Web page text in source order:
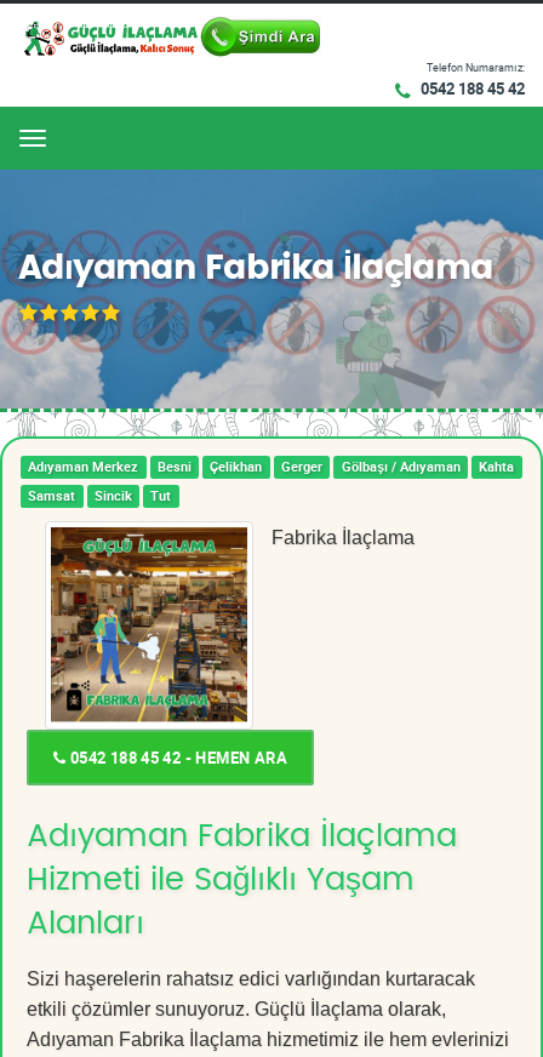
Telefon Numaramız:
0542 188 45 42
Menu
Adıyaman Fabrika İlaçlama
Adıyaman Merkez Besni Çelikhan Gerger Gölbaşı / Adıyaman
Kahta
Samsat
Sincik Tut
Fabrika İlaçlama
0542 188 45 42 - HEMEN ARA
Adıyaman Fabrika İlaçlama
Hizmeti ile Sağlıklı Yaşam
Alanları
Sizi haşerelerin rahatsız edici varlığından kurtaracak
etkili çözümler sunuyoruz. Güçlü İlaçlama olarak,
Adıyaman Fabrika İlaçlama hizmetimiz ile hem evlerinizi